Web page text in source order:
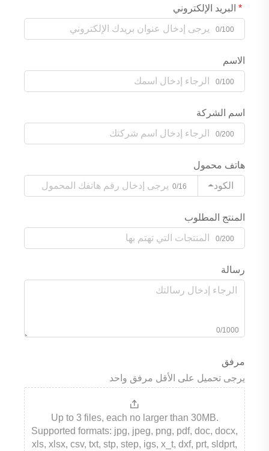
البريد الإلكتروني
0/100
الاسم
0/100
اسم الشركة
0/200
هاتف محمول
الكود
0/16
المنتج المطلوب
0/200
رسالة
0/1000
مرفق
يرجى تحميل على الأقل مرفق واحد
Up to 3 files, each no larger than 30MB.
Supported formats: jpg, jpeg, png, pdf, doc, docx,
xls, xlsx, csv, txt, stp, step, igs, x_t, dxf, prt, sldprt,